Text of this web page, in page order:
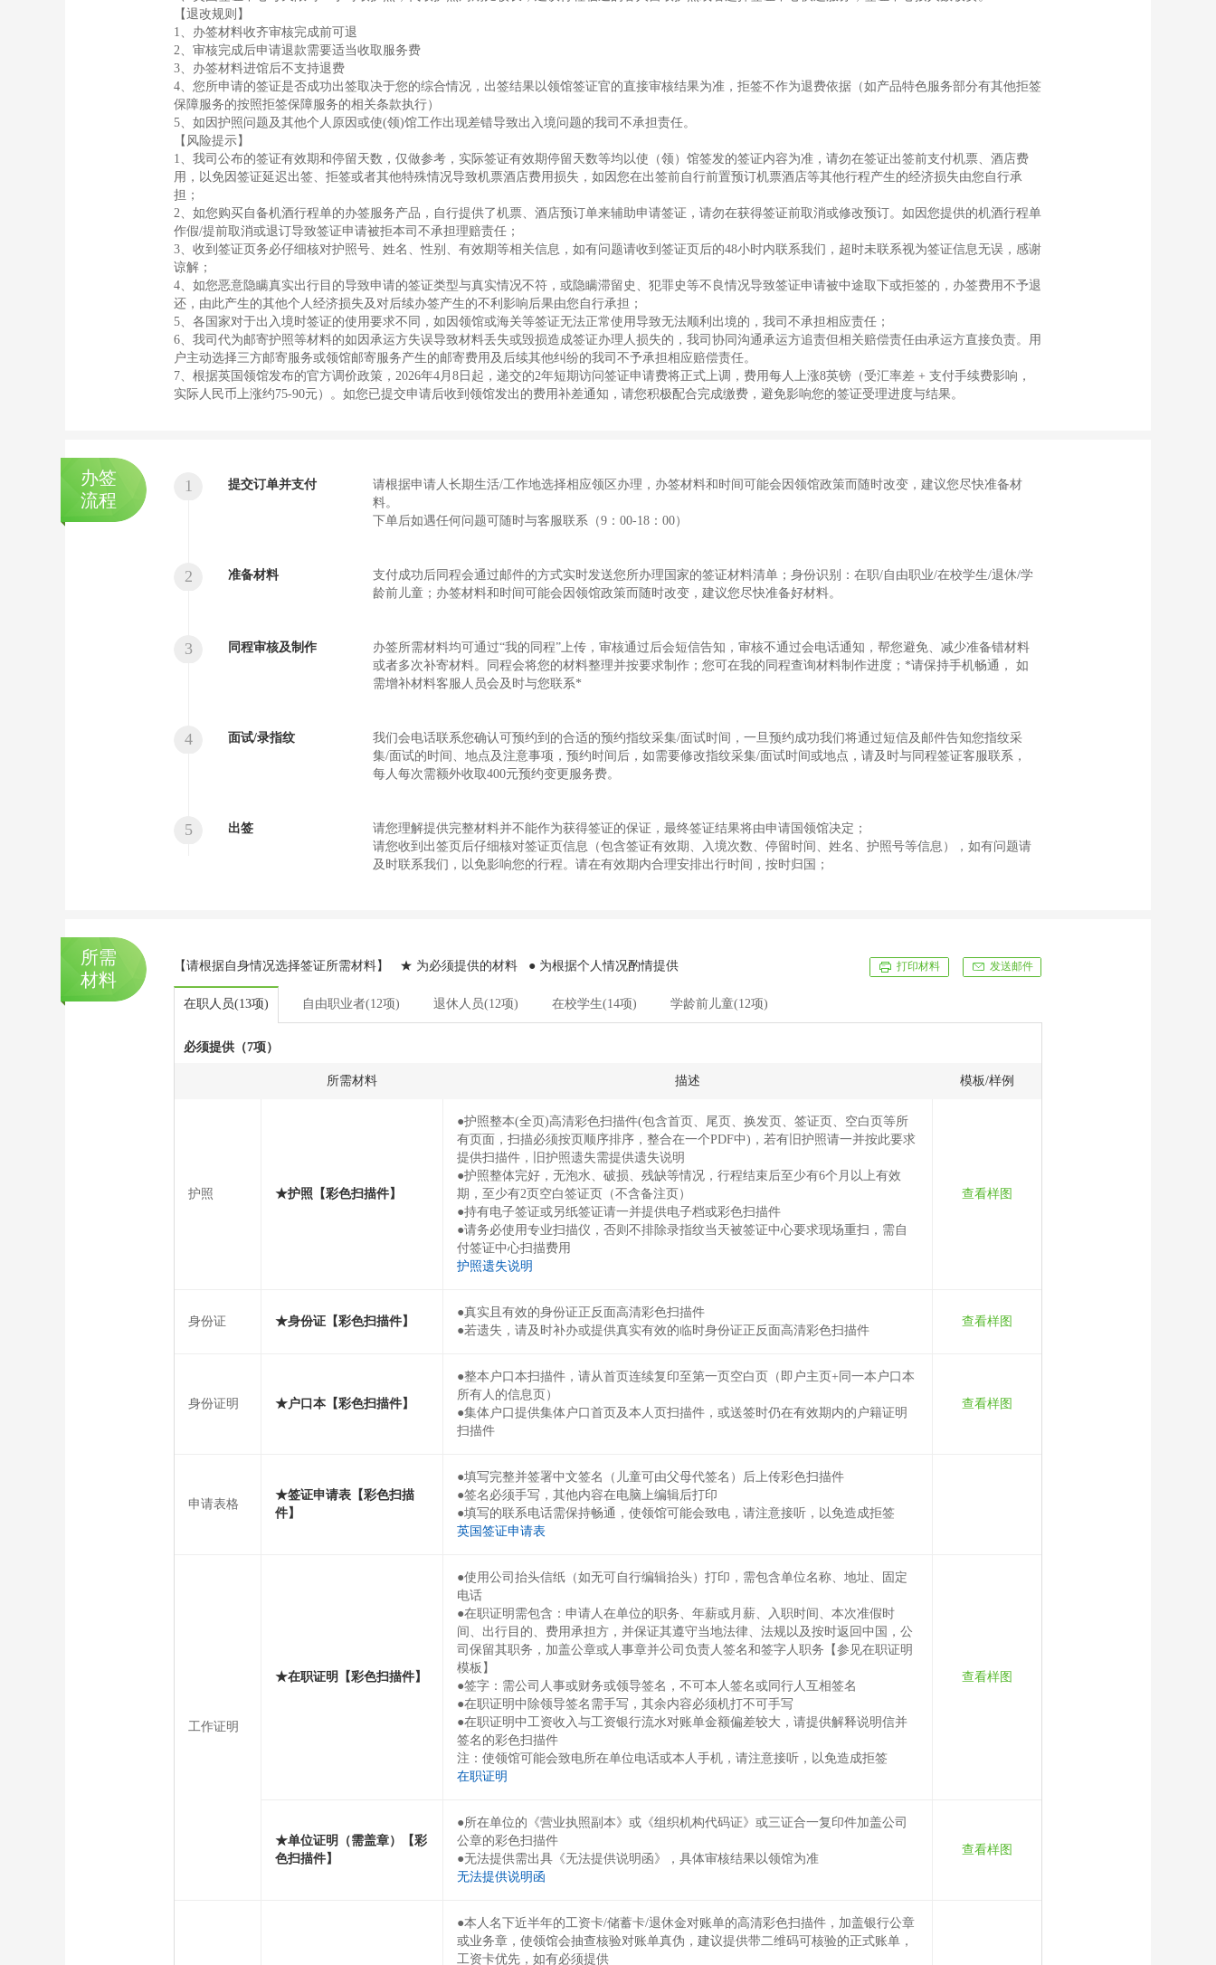
【退改规则】
1、办签材料收齐审核完成前可退
2、审核完成后申请退款需要适当收取服务费
3、办签材料进馆后不支持退费
4、您所申请的签证是否成功出签取决于您的综合情况，出签结果以领馆签证官的直接审核结果为准，拒签不作为退费依据（如产品特色服务部分有其他拒签
保障服务的按照拒签保障服务的相关条款执行）
5、如因护照问题及其他个人原因或使(领)馆工作出现差错导致出入境问题的我司不承担责任。
【风险提示】
1、我司公布的签证有效期和停留天数，仅做参考，实际签证有效期停留天数等均以使（领）馆签发的签证内容为准，请勿在签证出签前支付机票、酒店费
用，以免因签证延迟出签、拒签或者其他特殊情况导致机票酒店费用损失，如因您在出签前自行前置预订机票酒店等其他行程产生的经济损失由您自行承
担；
2、如您购买自备机酒行程单的办签服务产品，自行提供了机票、酒店预订单来辅助申请签证，请勿在获得签证前取消或修改预订。如因您提供的机酒行程单
作假/提前取消或退订导致签证申请被拒本司不承担理赔责任；
3、收到签证页务必仔细核对护照号、姓名、性别、有效期等相关信息，如有问题请收到签证页后的48小时内联系我们，超时未联系视为签证信息无误，感谢
谅解；
4、如您恶意隐瞒真实出行目的导致申请的签证类型与真实情况不符，或隐瞒滞留史、犯罪史等不良情况导致签证申请被中途取下或拒签的，办签费用不予退
还，由此产生的其他个人经济损失及对后续办签产生的不利影响后果由您自行承担；
5、各国家对于出入境时签证的使用要求不同，如因领馆或海关等签证无法正常使用导致无法顺利出境的，我司不承担相应责任；
6、我司代为邮寄护照等材料的如因承运方失误导致材料丢失或毁损造成签证办理人损失的，我司协同沟通承运方追责但相关赔偿责任由承运方直接负责。用
户主动选择三方邮寄服务或领馆邮寄服务产生的邮寄费用及后续其他纠纷的我司不予承担相应赔偿责任。
7、根据英国领馆发布的官方调价政策，2026年4月8日起，递交的2年短期访问签证申请费将正式上调，费用每人上涨8英镑（受汇率差 + 支付手续费影响，
实际人民币上涨约75-90元）。如您已提交申请后收到领馆发出的费用补差通知，请您积极配合完成缴费，避免影响您的签证受理进度与结果。
办签
流程
1 提交订单并支付
请根据申请人长期生活/工作地选择相应领区办理，办签材料和时间可能会因领馆政策而随时改变，建议您尽快准备材
料。
下单后如遇任何问题可随时与客服联系（9：00-18：00）
2 准备材料
支付成功后同程会通过邮件的方式实时发送您所办理国家的签证材料清单；身份识别：在职/自由职业/在校学生/退休/学
龄前儿童；办签材料和时间可能会因领馆政策而随时改变，建议您尽快准备好材料。
3 同程审核及制作
办签所需材料均可通过“我的同程”上传，审核通过后会短信告知，审核不通过会电话通知，帮您避免、减少准备错材料
或者多次补寄材料。同程会将您的材料整理并按要求制作；您可在我的同程查询材料制作进度；*请保持手机畅通， 如
需增补材料客服人员会及时与您联系*
4 面试/录指纹
我们会电话联系您确认可预约到的合适的预约指纹采集/面试时间，一旦预约成功我们将通过短信及邮件告知您指纹采
集/面试的时间、地点及注意事项，预约时间后，如需要修改指纹采集/面试时间或地点，请及时与同程签证客服联系，
每人每次需额外收取400元预约变更服务费。
5 出签
请您理解提供完整材料并不能作为获得签证的保证，最终签证结果将由申请国领馆决定；
请您收到出签页后仔细核对签证页信息（包含签证有效期、入境次数、停留时间、姓名、护照号等信息），如有问题请
及时联系我们，以免影响您的行程。请在有效期内合理安排出行时间，按时归国；
所需
材料
【请根据自身情况选择签证所需材料】 ★ 为必须提供的材料 ● 为根据个人情况酌情提供 打印材料 发送邮件
在职人员(13项) 自由职业者(12项) 退休人员(12项) 在校学生(14项) 学龄前儿童(12项)
必须提供（7项）
所需材料 描述 模板/样例
护照 ★护照【彩色扫描件】
●护照整本(全页)高清彩色扫描件(包含首页、尾页、换发页、签证页、空白页等所
有页面，扫描必须按页顺序排序，整合在一个PDF中)，若有旧护照请一并按此要求
提供扫描件，旧护照遗失需提供遗失说明
●护照整体完好，无泡水、破损、残缺等情况，行程结束后至少有6个月以上有效
期，至少有2页空白签证页（不含备注页）
●持有电子签证或另纸签证请一并提供电子档或彩色扫描件
●请务必使用专业扫描仪，否则不排除录指纹当天被签证中心要求现场重扫，需自
付签证中心扫描费用
护照遗失说明
查看样图
身份证 ★身份证【彩色扫描件】
●真实且有效的身份证正反面高清彩色扫描件
●若遗失，请及时补办或提供真实有效的临时身份证正反面高清彩色扫描件
查看样图
身份证明 ★户口本【彩色扫描件】
●整本户口本扫描件，请从首页连续复印至第一页空白页（即户主页+同一本户口本
所有人的信息页）
●集体户口提供集体户口首页及本人页扫描件，或送签时仍在有效期内的户籍证明
扫描件
查看样图
申请表格
★签证申请表【彩色扫描
件】
●填写完整并签署中文签名（儿童可由父母代签名）后上传彩色扫描件
●签名必须手写，其他内容在电脑上编辑后打印
●填写的联系电话需保持畅通，使领馆可能会致电，请注意接听，以免造成拒签
英国签证申请表
工作证明
★在职证明【彩色扫描件】
●使用公司抬头信纸（如无可自行编辑抬头）打印，需包含单位名称、地址、固定
电话
●在职证明需包含：申请人在单位的职务、年薪或月薪、入职时间、本次准假时
间、出行目的、费用承担方，并保证其遵守当地法律、法规以及按时返回中国，公
司保留其职务，加盖公章或人事章并公司负责人签名和签字人职务【参见在职证明
模板】
●签字：需公司人事或财务或领导签名，不可本人签名或同行人互相签名
●在职证明中除领导签名需手写，其余内容必须机打不可手写
●在职证明中工资收入与工资银行流水对账单金额偏差较大，请提供解释说明信并
签名的彩色扫描件
注：使领馆可能会致电所在单位电话或本人手机，请注意接听，以免造成拒签
在职证明
查看样图
★单位证明（需盖章）【彩
色扫描件】
●所在单位的《营业执照副本》或《组织机构代码证》或三证合一复印件加盖公司
公章的彩色扫描件
●无法提供需出具《无法提供说明函》，具体审核结果以领馆为准
无法提供说明函
查看样图
●本人名下近半年的工资卡/储蓄卡/退休金对账单的高清彩色扫描件，加盖银行公章
或业务章，使领馆会抽查核验对账单真伪，建议提供带二维码可核验的正式账单，
工资卡优先，如有必须提供